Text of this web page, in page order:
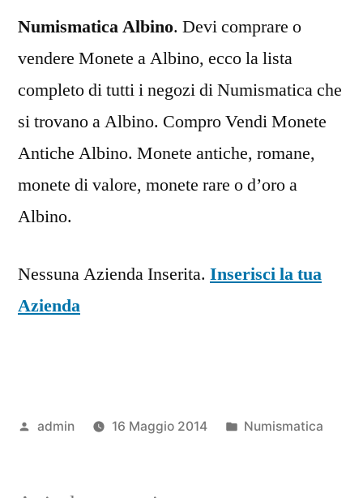
Numismatica Albino. Devi comprare o
vendere Monete a Albino, ecco la lista
completo di tutti i negozi di Numismatica che
si trovano a Albino. Compro Vendi Monete
Antiche Albino. Monete antiche, romane,
monete di valore, monete rare o d’oro a
Albino.
Nessuna Azienda Inserita. Inserisci la tua
Azienda
Pubblicato
admin 16 Maggio 2014
Pubblicato
Numismatica